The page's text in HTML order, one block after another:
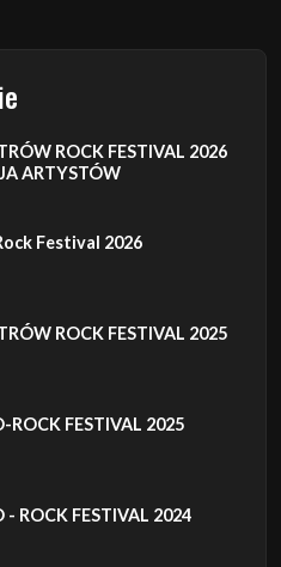
ROCK FESTIVAL 2026
ARTYSTÓW
Festival 2026
ROCK FESTIVAL 2025
ROCK FESTIVAL 2025
ROCK FESTIVAL 2024